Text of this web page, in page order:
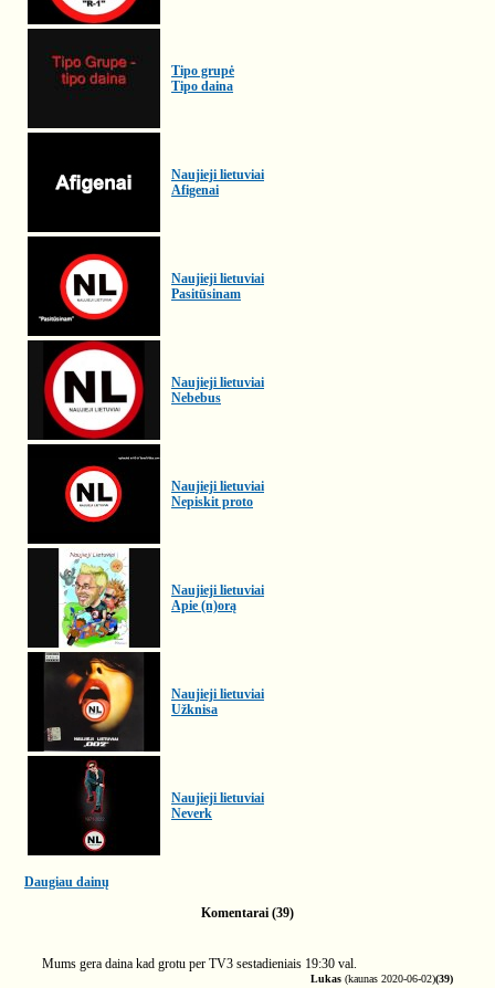
Tipo grupė
Tipo daina
Naujieji lietuviai
Afigenai
Naujieji lietuviai
Pasitūsinam
Naujieji lietuviai
Nebebus
Naujieji lietuviai
Nepiskit proto
Naujieji lietuviai
Apie (n)orą
Naujieji lietuviai
Užknisa
Naujieji lietuviai
Neverk
Daugiau dainų
Komentarai (39)
Mums gera daina kad grotu per TV3 sestadieniais 19:30 val.
Lukas (kaunas 2020-06-02)(39)